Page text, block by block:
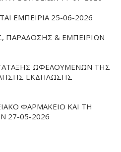
ΕΜΠΕΙΡΙΑ 25-06-2026
ΠΑΡΑΔΟΣΗΣ & ΕΜΠΕΙΡΙΩΝ
ΩΦΕΛΟΥΜΕΝΩΝ ΤΗΣ
ΕΚΔΗΛΩΣΗΣ
ΦΑΡΜΑΚΕΙΟ ΚΑΙ ΤΗ
27-05-2026